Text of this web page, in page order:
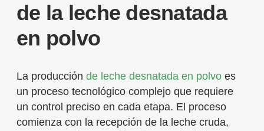
de la leche desnatada
en polvo
La producción de leche desnatada en polvo es
un proceso tecnológico complejo que requiere
un control preciso en cada etapa. El proceso
comienza con la recepción de la leche cruda,